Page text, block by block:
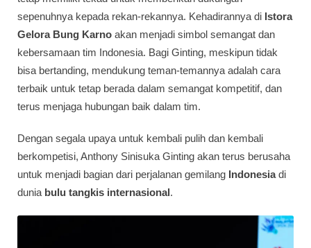
sepenuhnya kepada rekan-rekannya. Kehadirannya di Istora
Gelora Bung Karno akan menjadi simbol semangat dan
kebersamaan tim Indonesia. Bagi Ginting, meskipun tidak
bisa bertanding, mendukung teman-temannya adalah cara
terbaik untuk tetap berada dalam semangat kompetitif, dan
terus menjaga hubungan baik dalam tim.
Dengan segala upaya untuk kembali pulih dan kembali
berkompetisi, Anthony Sinisuka Ginting akan terus berusaha
untuk menjadi bagian dari perjalanan gemilang Indonesiadi
dunia bulu tangkis internasional.